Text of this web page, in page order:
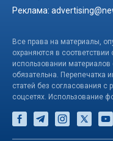
Реклама:
Все права на материалы,
охраняются в
использовании материалов
обязательна. Перепечатка
статей без согласования
соцсетях. Использование